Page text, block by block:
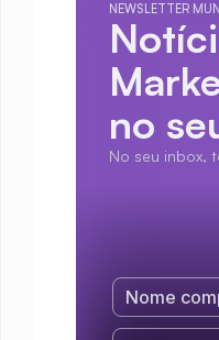
NEWSLETTER
no
No seu inbox,